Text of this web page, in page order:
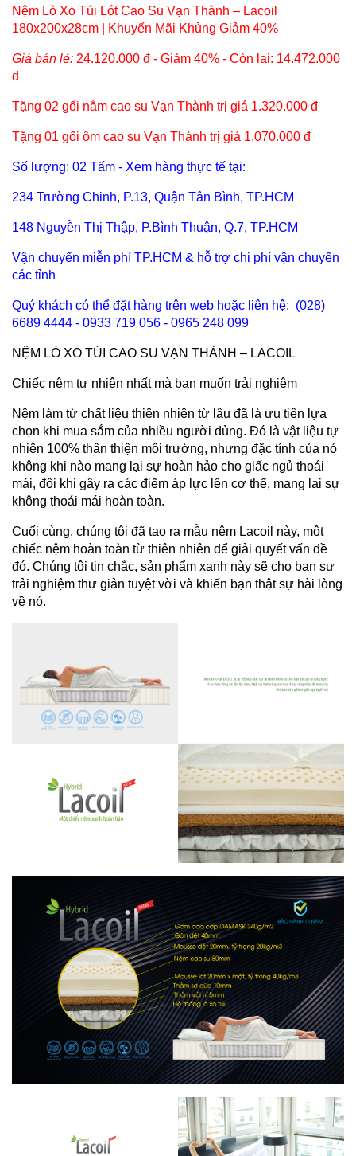
Nệm Lò Xo Túi Lót Cao Su Vạn Thành – Lacoil
180x200x28cm | Khuyến Mãi Khủng Giảm 40%
Giá bán lẻ: 24.120.000 đ - Giảm 40% - Còn lại: 14.472.000
đ
Tặng 02 gối nằm cao su Vạn Thành trị giá 1.320.000 đ
Tặng 01 gối ôm cao su Vạn Thành trị giá 1.070.000 đ
Số lượng: 02 Tấm - Xem hàng thực tế tại:
234 Trường Chinh, P.13, Quận Tân Bình, TP.HCM
148 Nguyễn Thị Thập, P.Bình Thuận, Q.7, TP.HCM
Vận chuyển miễn phí TP.HCM & hỗ trợ chi phí vận chuyển
các tỉnh
Quý khách có thể đặt hàng trên web hoặc liên hệ: (028)
6689 4444 - 0933 719 056 - 0965 248 099
NỆM LÒ XO TÚI CAO SU VẠN THÀNH – LACOIL
Chiếc nệm tự nhiên nhất mà bạn muốn trải nghiệm
Nệm làm từ chất liệu thiên nhiên từ lâu đã là ưu tiên lựa
chọn khi mua sắm của nhiều người dùng. Đó là vật liệu tự
nhiên 100% thân thiện môi trường, nhưng đặc tính của nó
không khi nào mang lại sự hoàn hảo cho giấc ngủ thoái
mái, đôi khi gây ra các điểm áp lực lên cơ thể, mang lai sự
không thoái mái hoàn toàn.
Cuối cùng, chúng tôi đã tạo ra mẫu nệm Lacoil này, một
chiếc nệm hoàn toàn từ thiên nhiên để giải quyết vấn đề
đó. Chúng tôi tin chắc, sản phẩm xanh này sẽ cho bạn sự
trải nghiệm thư giản tuyệt vời và khiến bạn thật sự hài lòng
về nó.